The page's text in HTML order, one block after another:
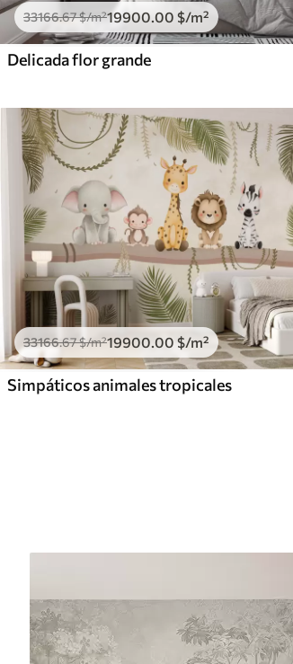
33166.67$/m²19900.00 $/m²
Delicada flor grande
33166.67$/m²19900.00 $/m²
Simpáticos animales tropicales